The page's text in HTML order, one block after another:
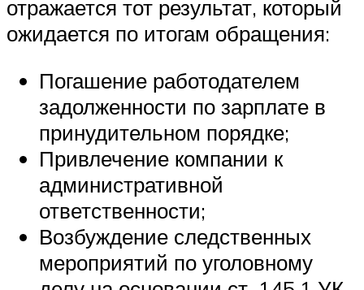
отражается тот результат, который
ожидается по итогам обращения:
Погашение работодателем
задолженности по зарплате в
принудительном порядке;
Привлечение компании к
административной
ответственности;
Возбуждение следственных
мероприятий по уголовному